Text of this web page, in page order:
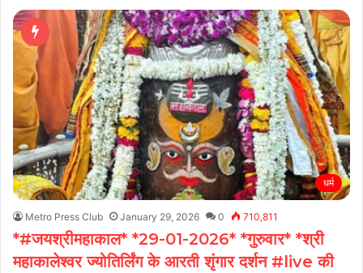
धर्म
Metro Press Club January 29, 2026 0 710,811
*#जयश्रीमहाकाल* *29-01-2026* *गुरुवार* *श्री
महाकालेश्वर ज्योतिर्लिंग के आरती शृंगार दर्शन #live की